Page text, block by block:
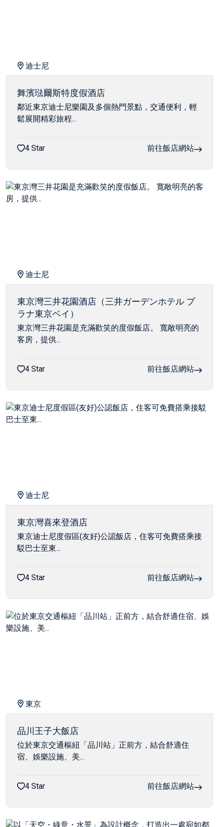
迪士尼
舞濱琺爾斯特度假酒店
鄰近東京迪士尼樂園及多個熱門景點，交通便利，輕
鬆展開精彩旅程...
4 Star 前往飯店網站
迪士尼
東京灣三井花園酒店（三井ガーデンホテル プ
ラナ東京ベイ）
東京灣三井花園是充滿歡笑的度假飯店。 寬敞明亮的
客房，提供...
4 Star 前往飯店網站
迪士尼
東京灣喜來登酒店
東京迪士尼度假區(友好)公認飯店，住客可免費搭乘接
駁巴士至東...
4 Star 前往飯店網站
東京
品川王子大飯店
位於東京交通樞紐「品川站」正前方，結合舒適住
宿、娛樂設施、美...
4 Star 前往飯店網站